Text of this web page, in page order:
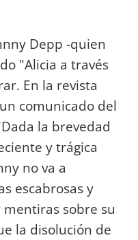
Depp -quien
"Alicia a través
En la revista
comunicado del
la brevedad
y trágica
no va a
escabrosas y
sobre su
la disolución de